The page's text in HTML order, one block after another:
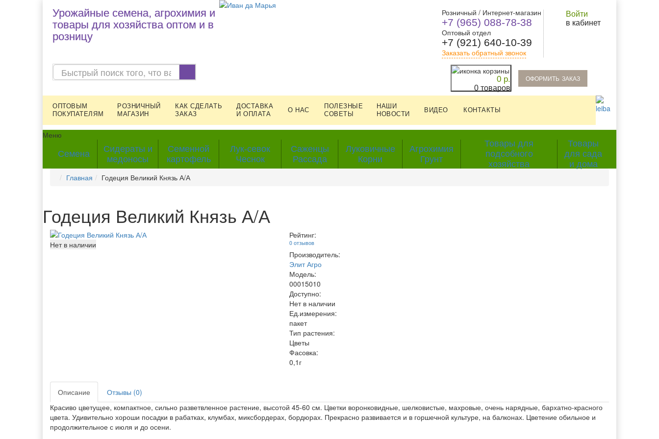
Урожайные семена, агрохимия и
товары для хозяйства оптом и в
розницу
Розничный / Интернет-магазин
+7 (965) 088-78-38
Оптовый отдел
+7 (921) 640-10-39
Заказать обратный звонок
Войти
в кабинет
0 р.
0 товаров
oформить заказ
ОПТОВЫМ
ПОКУПАТЕЛЯМ
РОЗНИЧНЫЙ
МАГАЗИН
КАК СДЕЛАТЬ
ЗАКАЗ
ДОСТАВКА
И ОПЛАТА
О НАС
ПОЛЕЗНЫЕ
СОВЕТЫ
НАШИ
НОВОСТИ
ВИДЕО КОНТАКТЫ
Меню
Семена
Сидераты и
медоносы
Семенной
картофель
Лук-севок
Чеснок
Саженцы
Рассада
Луковичные
Корни
Агрохимия
Грунт
Товары для
подсобного
хозяйства
Товары
для сада
и дома
Главная
Годеция Великий Князь А/А
Годеция Великий Князь А/А
Нет в наличии
Рейтинг:
0 отзывов
Производитель:
Элит Агро
Модель:
00015010
Доступно:
Нет в наличии
Ед.измерения:
пакет
Тип растения:
Цветы
Фасовка:
0,1г
Описание
Отзывы (0)
Красиво цветущее, компактное, сильно разветвленное растение, высотой 45-60 см. Цветки воронковидные, шелковистые, махровые, очень нарядные, бархатно-красного
цвета. Удивительно хороши посадки в рабатках, клумбах, миксбордерах, бордюрах. Прекрасно развивается и в горшечной культуре, на балконах. Цветение обильное и
продолжительное с июля и до осени.